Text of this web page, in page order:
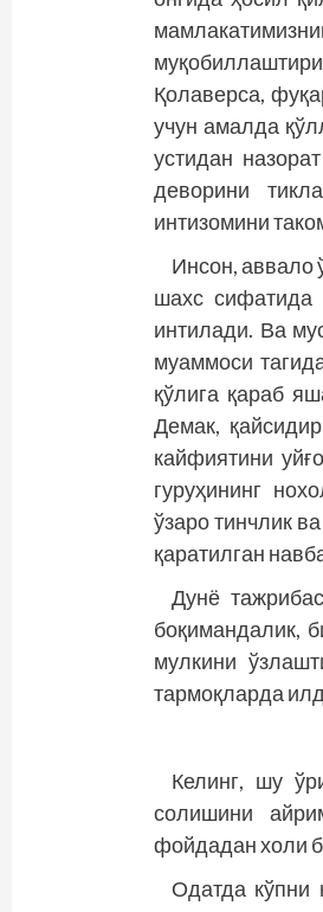
Қолаверса,
учун амалда
устидан
деворини
интизомини
Инсон, аввало
шахс
интилади. Ва
муаммоси
қўлига қараб
Демак,
кайфиятини
гуруҳининг
ўзаро тинчлик
қаратилган
Дунё
боқимандалик,
мулкини
тармоқларда
Келинг, шу
солишини
фойдадан холи
Одатда кўпни